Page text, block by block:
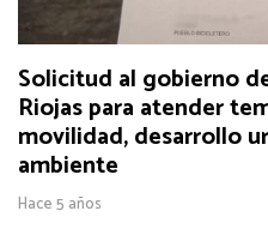
Solicitud al gobierno
Riojas para atender
movilidad, desarrollo
ambiente
Hace 5 años